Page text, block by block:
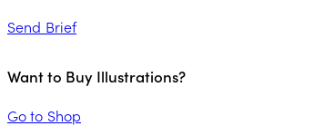
Send Brief
Want to Buy Illustrations?
Go to Shop